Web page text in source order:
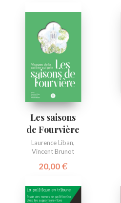
Les saisons
de Fourvière
Laurence Liban,
Vincent Brunot
20,00€